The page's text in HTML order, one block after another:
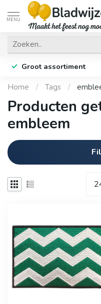
MENU
Groot assortiment
Home / Tags /
Producten
embleem